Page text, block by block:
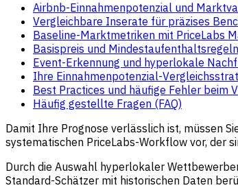
Airbnb-Einnahmenpotenzial und
Vergleichbare Inserate für präzises
Baseline-Marktmetriken mit PriceLabs
Basispreis und
Event-Erkennung und hyperlokale
Ihre Einnahmenpotenzial-
Best Practices und häufige Fehler beim
Häufig gestellte Fragen (FAQ)
Damit Ihre Prognose verlässlich ist, müssen
systematischen PriceLabs-Workflow vor, der
Durch die Auswahl hyperlokaler
Standard-Schätzer mit historischen Daten